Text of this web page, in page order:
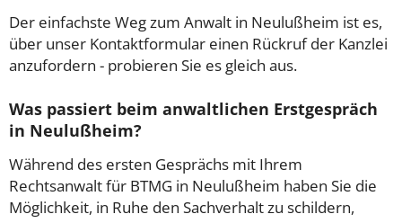
Der einfachste Weg zum Anwalt in Neulußheim ist es,
über unser Kontaktformular einen Rückruf der Kanzlei
anzufordern - probieren Sie es gleich aus.
Was passiert beim anwaltlichen Erstgespräch
in Neulußheim?
Während des ersten Gesprächs mit Ihrem
Rechtsanwalt für BTMG in Neulußheim haben Sie die
Möglichkeit, in Ruhe den Sachverhalt zu schildern,